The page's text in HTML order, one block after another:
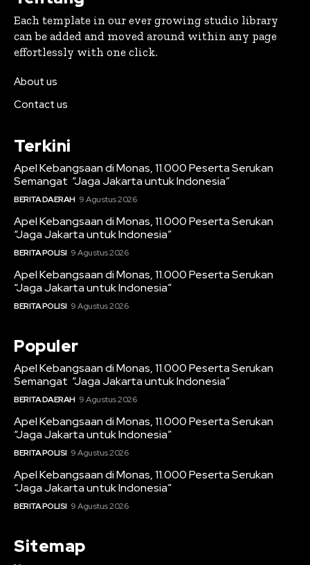
Each template in our ever growing studio library
can be added and moved around within any page
effortlessly with one click.
About us
Contact us
Terkini
Apel Kebangsaan di Monas, 11.000 Peserta Serukan
Semangat “Jaga Jakarta untuk Indonesia”
BERITA DAERAH 9 Agustus 2026
Apel Kebangsaan di Monas, 11.000 Peserta Serukan
“Jaga Jakarta untuk Indonesia”
BERITA POLISI 9 Agustus 2026
Apel Kebangsaan di Monas, 11.000 Peserta Serukan
“Jaga Jakarta untuk Indonesia”
BERITA POLISI 9 Agustus 2026
Populer
Apel Kebangsaan di Monas, 11.000 Peserta Serukan
Semangat “Jaga Jakarta untuk Indonesia”
BERITA DAERAH 9 Agustus 2026
Apel Kebangsaan di Monas, 11.000 Peserta Serukan
“Jaga Jakarta untuk Indonesia”
BERITA POLISI 9 Agustus 2026
Apel Kebangsaan di Monas, 11.000 Peserta Serukan
“Jaga Jakarta untuk Indonesia”
BERITA POLISI 9 Agustus 2026
Sitemap